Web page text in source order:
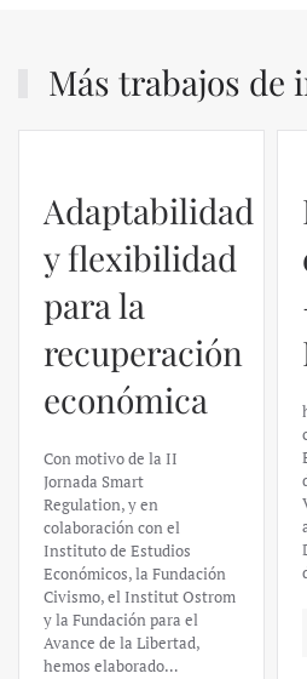
Más trabajos de
Adaptabilidad
y flexibilidad
para la
recuperación
económica
Con motivo de la II
Jornada Smart
Regulation, y en
colaboración con el
Instituto de Estudios
Económicos, la Fundación
Civismo, el Institut Ostrom
y la Fundación para el
Avance de la Libertad,
hemos elaborado…